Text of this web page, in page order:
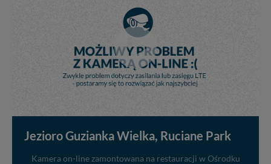
Jezioro Guzianka Wielka, Ruciane Park
Kamera on-line zamontowana na restauracji w Ośrodku